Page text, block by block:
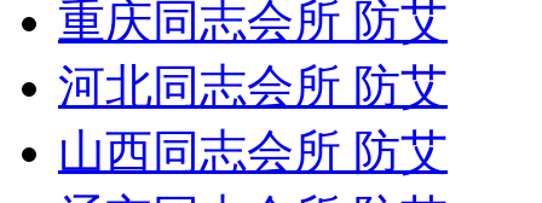
重庆同志会所 防艾
河北同志会所 防艾
山西同志会所 防艾